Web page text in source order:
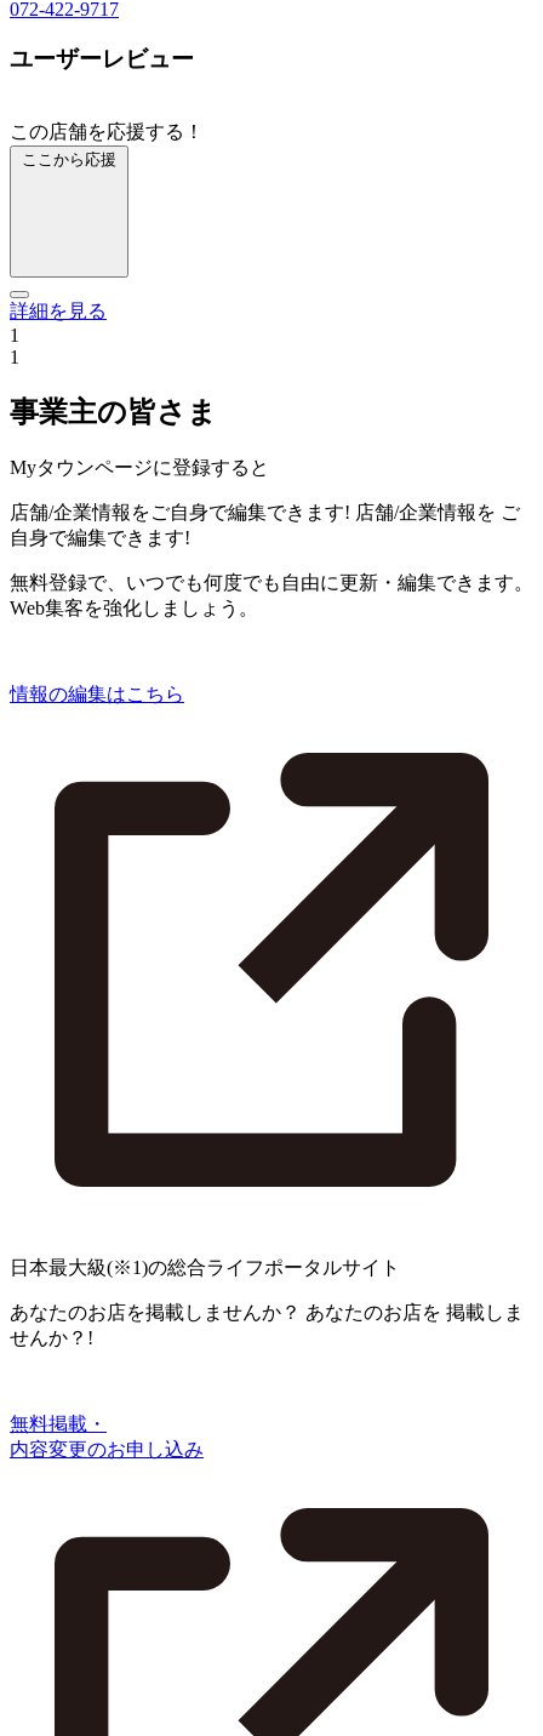
072-422-9717
ユーザーレビュー
この店舗を応援する！
ここから応援
詳細を見る
1
1
事業主の皆さま
Myタウンページに登録すると
店舗/企業情報をご自身で編集できます! 店舗/企業情報を ご
自身で編集できます!
無料登録で、いつでも何度でも自由に更新・編集できます。
Web集客を強化しましょう。
情報の編集はこちら
日本最大級(※1)の総合ライフポータルサイト
あなたのお店を掲載しませんか？ あなたのお店を 掲載しま
せんか？!
無料掲載・
内容変更のお申し込み